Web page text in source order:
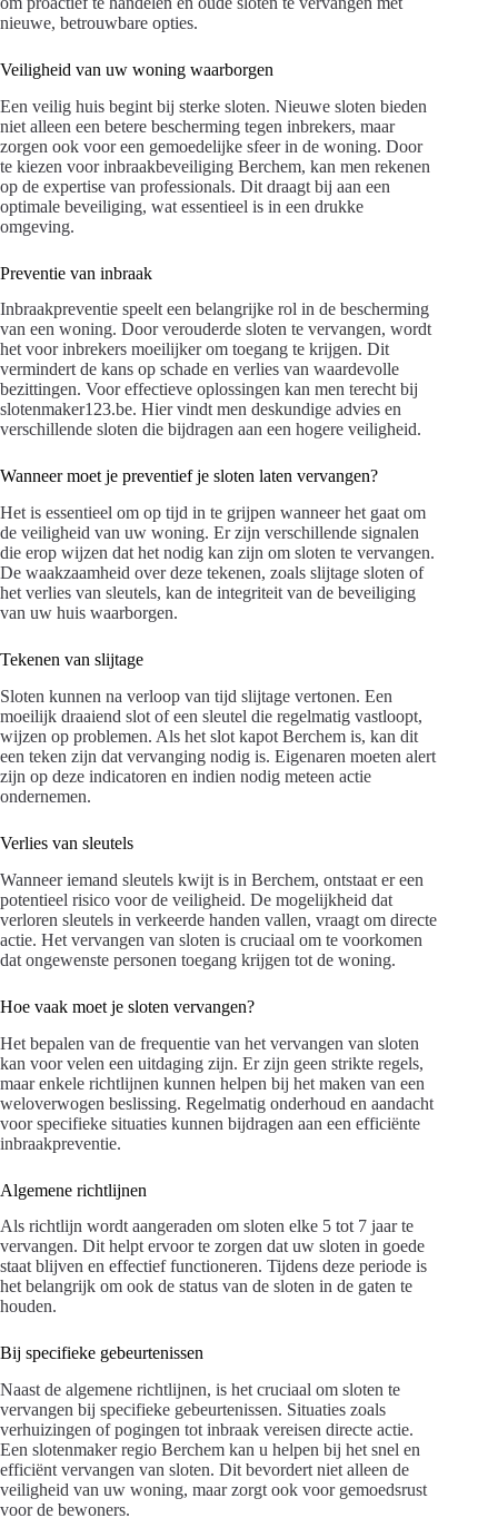
nieuwe, betrouwbare opties.
Veiligheid van uw woning waarborgen
Een veilig huis begint bij sterke sloten. Nieuwe sloten bieden
niet alleen een betere bescherming tegen inbrekers, maar
zorgen ook voor een gemoedelijke sfeer in de woning. Door
te kiezen voor inbraakbeveiliging Berchem, kan men rekenen
op de expertise van professionals. Dit draagt bij aan een
optimale beveiliging, wat essentieel is in een drukke
omgeving.
Preventie van inbraak
Inbraakpreventie speelt een belangrijke rol in de bescherming
van een woning. Door verouderde sloten te vervangen, wordt
het voor inbrekers moeilijker om toegang te krijgen. Dit
vermindert de kans op schade en verlies van waardevolle
bezittingen. Voor effectieve oplossingen kan men terecht bij
slotenmaker123.be. Hier vindt men deskundige advies en
verschillende sloten die bijdragen aan een hogere veiligheid.
Wanneer moet je preventief je sloten laten vervangen?
Het is essentieel om op tijd in te grijpen wanneer het gaat om
de veiligheid van uw woning. Er zijn verschillende signalen
die erop wijzen dat het nodig kan zijn om sloten te vervangen.
De waakzaamheid over deze tekenen, zoals slijtage sloten of
het verlies van sleutels, kan de integriteit van de beveiliging
van uw huis waarborgen.
Tekenen van slijtage
Sloten kunnen na verloop van tijd slijtage vertonen. Een
moeilijk draaiend slot of een sleutel die regelmatig vastloopt,
wijzen op problemen. Als het slot kapot Berchem is, kan dit
een teken zijn dat vervanging nodig is. Eigenaren moeten alert
zijn op deze indicatoren en indien nodig meteen actie
ondernemen.
Verlies van sleutels
Wanneer iemand sleutels kwijt is in Berchem, ontstaat er een
potentieel risico voor de veiligheid. De mogelijkheid dat
verloren sleutels in verkeerde handen vallen, vraagt om directe
actie. Het vervangen van sloten is cruciaal om te voorkomen
dat ongewenste personen toegang krijgen tot de woning.
Hoe vaak moet je sloten vervangen?
Het bepalen van de frequentie van het vervangen van sloten
kan voor velen een uitdaging zijn. Er zijn geen strikte regels,
maar enkele richtlijnen kunnen helpen bij het maken van een
weloverwogen beslissing. Regelmatig onderhoud en aandacht
voor specifieke situaties kunnen bijdragen aan een efficiënte
inbraakpreventie.
Algemene richtlijnen
Als richtlijn wordt aangeraden om sloten elke 5 tot 7 jaar te
vervangen. Dit helpt ervoor te zorgen dat uw sloten in goede
staat blijven en effectief functioneren. Tijdens deze periode is
het belangrijk om ook de status van de sloten in de gaten te
houden.
Bij specifieke gebeurtenissen
Naast de algemene richtlijnen, is het cruciaal om sloten te
vervangen bij specifieke gebeurtenissen. Situaties zoals
verhuizingen of pogingen tot inbraak vereisen directe actie.
Een slotenmaker regio Berchem kan u helpen bij het snel en
efficiënt vervangen van sloten. Dit bevordert niet alleen de
veiligheid van uw woning, maar zorgt ook voor gemoedsrust
voor de bewoners.